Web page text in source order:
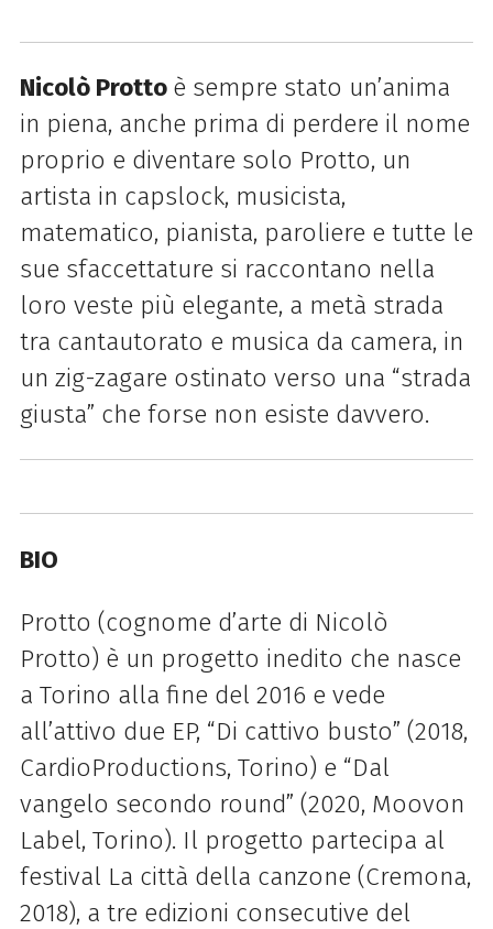
Nicolò Protto è sempre stato un’anima
in piena, anche prima di perdere il nome
proprio e diventare solo Protto, un
artista in capslock, musicista,
matematico, pianista, paroliere e tutte le
sue sfaccettature si raccontano nella
loro veste più elegante, a metà strada
tra cantautorato e musica da camera, in
un zig-zagare ostinato verso una “strada
giusta” che forse non esiste davvero.
BIO
Protto (cognome d’arte di Nicolò
Protto) è un progetto inedito che nasce
a Torino alla fine del 2016 e vede
all’attivo due EP, “Di cattivo busto” (2018,
CardioProductions, Torino) e “Dal
vangelo secondo round” (2020, Moovon
Label, Torino). Il progetto partecipa al
festival La città della canzone (Cremona,
2018), a tre edizioni consecutive del